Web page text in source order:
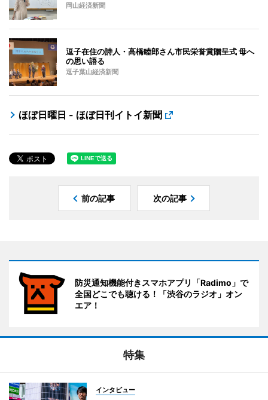
岡山経済新聞
逗子在住の詩人・高橋睦郎さん市民栄誉賞贈呈式 母へ
の思い語る
逗子葉山経済新聞
ほぼ日曜日 - ほぼ日刊イトイ新聞
前の記事 次の記事
防災通知機能付きスマホアプリ「Radimo」で
全国どこでも聴ける！「渋谷のラジオ」オン
エア！
特集
インタビュー